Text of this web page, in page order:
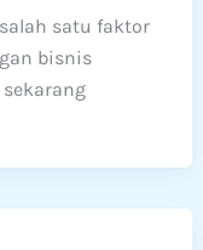
satu faktor
bisnis